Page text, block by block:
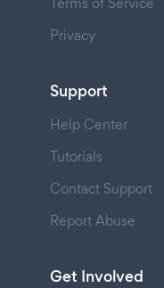
Privacy
Support
Help Center
Tutorials
Contact Support
Report Abuse
Get Involved